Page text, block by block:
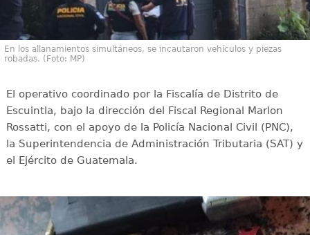
En los allanamientos simultáneos, se incautaron vehículos y piezas
robadas. (Foto: MP)
El operativo coordinado por la Fiscalía de Distrito de
Escuintla, bajo la dirección del Fiscal Regional Marlon
Rossatti, con el apoyo de la Policía Nacional Civil (PNC),
la Superintendencia de Administración Tributaria (SAT) y
el Ejército de Guatemala.